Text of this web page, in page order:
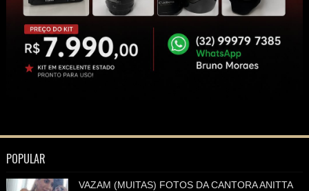
POPULAR
VAZAM (MUITAS) FOTOS DA CANTORA ANITTA